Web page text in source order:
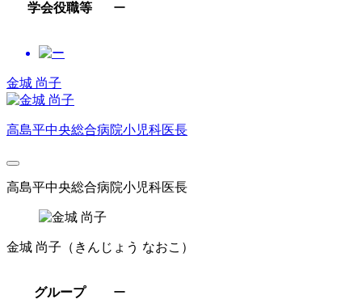
学会役職等 ー
金城 尚子
高島平中央総合病院小児科医長
高島平中央総合病院小児科医長
金城 尚子 （きんじょう なおこ）
グループ ー